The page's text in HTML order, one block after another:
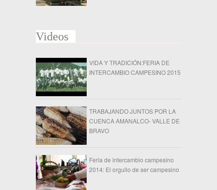
Videos
VIDA Y TRADICIÓN:FERIA DE
INTERCAMBIO CAMPESINO 2015
TRABAJANDO JUNTOS POR LA
CUENCA AMANALCO- VALLE DE
BRAVO
Feria de intercambio campesino
2014: El orgullo de ser campesino